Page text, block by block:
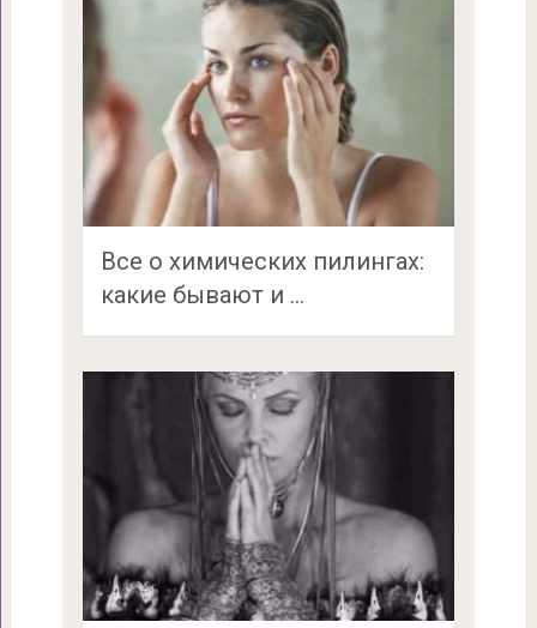
Все о химических пилингах:
какие бывают и …